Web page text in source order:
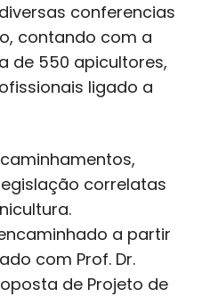
conferencias
contando com a
de 550 apicultores,
ligado a
correlatas
a partir
com Prof. Dr.
de Projeto de